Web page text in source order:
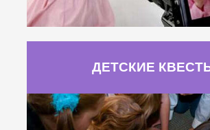
ДЕТСКИЕ